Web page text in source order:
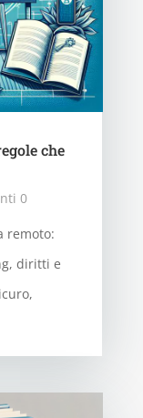
che
0
remoto:
diritti e